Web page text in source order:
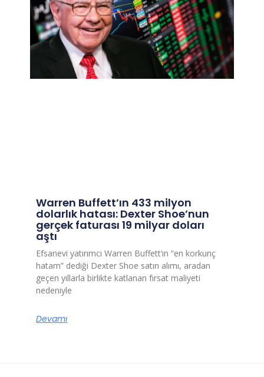
Warren Buffett’ın 433 milyon
dolarlık hatası: Dexter Shoe’nun
gerçek faturası 19 milyar doları
aştı
Efsanevi yatırımcı Warren Buffett’ın “en korkunç
hatam” dediği Dexter Shoe satın alımı, aradan
geçen yıllarla birlikte katlanan fırsat maliyeti
nedeniyle
Devamı